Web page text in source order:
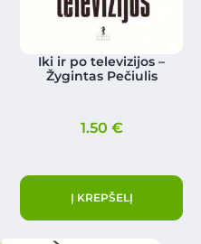
Iki ir po televizijos –
Žygintas Pečiulis
1.50 €
Į KREPŠELĮ